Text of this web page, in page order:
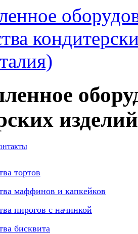
тортов
маффинов и капкейков
пирогов с начинкой
бисквита